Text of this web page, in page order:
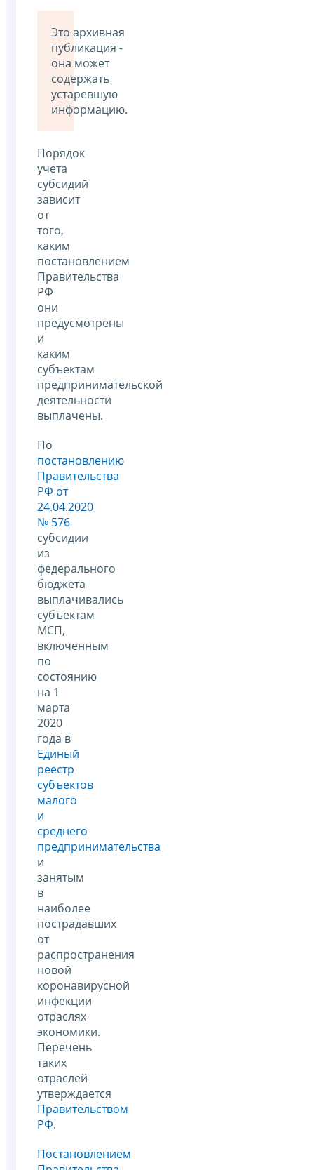
Это архивная
публикация -
она может
содержать
устаревшую
информацию.
Порядок
учета
субсидий
зависит
от
того,
каким
постановлением
Правительства
РФ
они
предусмотрены
и
каким
субъектам
предпринимательской
деятельности
выплачены.
По
постановлению
Правительства
РФ от
24.04.2020
№ 576
субсидии
из
федерального
бюджета
выплачивались
субъектам
МСП,
включенным
по
состоянию
на 1
марта
2020
года в
Единый
реестр
субъектов
малого
и
среднего
предпринимательства
и
занятым
в
наиболее
пострадавших
от
распространения
новой
коронавирусной
инфекции
отраслях
экономики.
Перечень
таких
отраслей
утверждается
Правительством
РФ.
Постановлением